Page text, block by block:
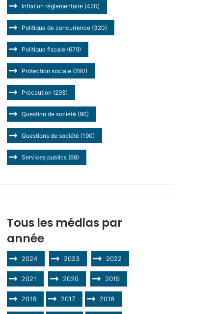
Inflation réglementaire (420)
Politique de concurrence (320)
Politique fiscale (679)
Protection sociale (290)
Précaution (293)
Question de société (90)
Questions de société (190)
Services publics (68)
Tous les médias par
année
2024 2023 2022
2021 2020 2019
2018 2017 2016